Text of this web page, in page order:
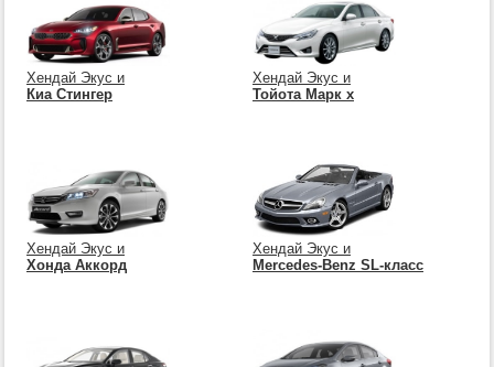
Хендай Экус и
Киа Стингер
Хендай Экус и
Тойота Марк х
Хендай Экус и
Хонда Аккорд
Хендай Экус и
Mercedes-Benz SL-класс